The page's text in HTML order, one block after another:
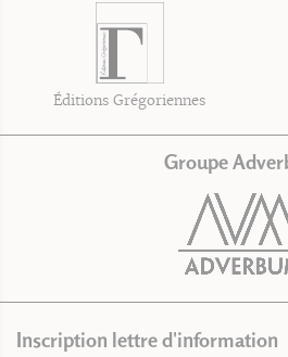
Éditions Grégoriennes
Groupe
Inscription lettre d'information